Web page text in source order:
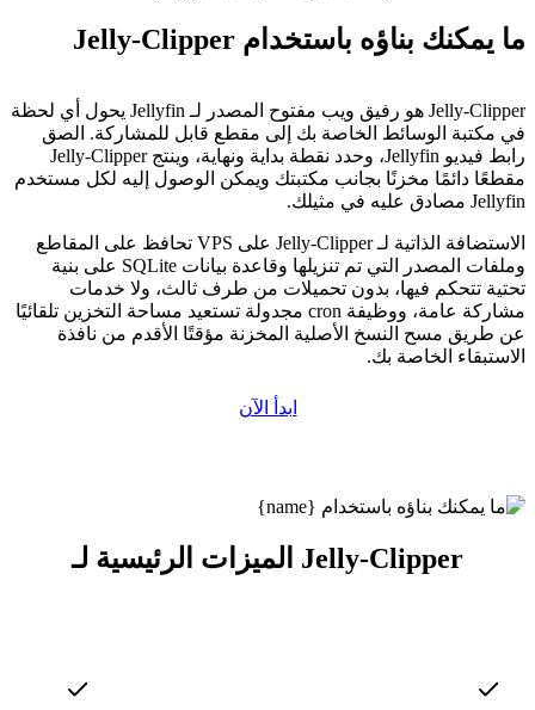
ما يمكنك بناؤه باستخدام Jelly-Clipper
Jelly-Clipper هو رفيق ويب مفتوح المصدر لـ Jellyfin يحول أي لحظة
في مكتبة الوسائط الخاصة بك إلى مقطع قابل للمشاركة. الصق
رابط فيديو Jellyfin، وحدد نقطة بداية ونهاية، وينتج Jelly-Clipper
مقطعًا دائمًا مخزنًا بجانب مكتبتك ويمكن الوصول إليه لكل مستخدم
Jellyfin مصادق عليه في مثيلك.
الاستضافة الذاتية لـ Jelly-Clipper على VPS تحافظ على المقاطع
وملفات المصدر التي تم تنزيلها وقاعدة بيانات SQLite على بنية
تحتية تتحكم فيها، بدون تحميلات من طرف ثالث، ولا خدمات
مشاركة عامة، ووظيفة cron مجدولة تستعيد مساحة التخزين تلقائيًا
عن طريق مسح النسخ الأصلية المخزنة مؤقتًا الأقدم من نافذة
الاستبقاء الخاصة بك.
ابدأ الآن
الميزات الرئيسية لـ Jelly-Clipper